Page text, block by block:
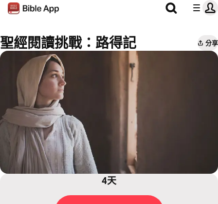
聖經閱讀挑戰：路得記 分享
4天